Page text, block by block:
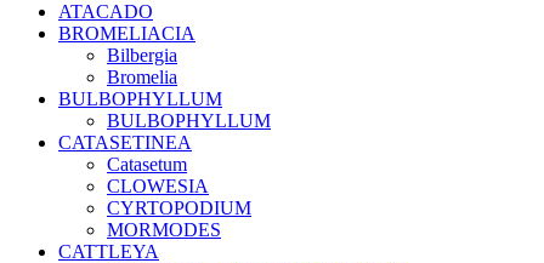
ATACADO
BROMELIACIA
Bilbergia
Bromelia
BULBOPHYLLUM
BULBOPHYLLUM
CATASETINEA
Catasetum
CLOWESIA
CYRTOPODIUM
MORMODES
CATTLEYA